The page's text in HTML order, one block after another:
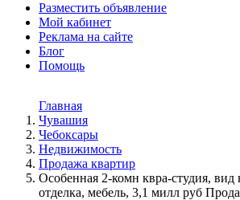
Разместить объявление
Мой кабинет
Реклама на сайте
Блог
Помощь
Главная
Чувашия
Чебоксары
Недвижимость
Продажа квартир
Особенная 2-комн квра-студия, вид
отделка, мебель, 3,1 милл руб